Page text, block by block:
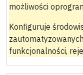
możliwości
Konfiguruje
funkcjonalności,